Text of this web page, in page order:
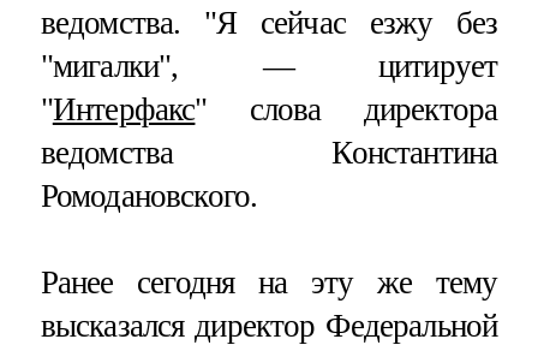
ведомства. "Я сейчас езжу без
"мигалки", — цитирует
"Интерфакс" слова директора
ведомства Константина
Ромодановского.
Ранее сегодня на эту же тему
высказался директор Федеральной